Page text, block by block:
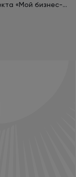
«Мой бизнес-